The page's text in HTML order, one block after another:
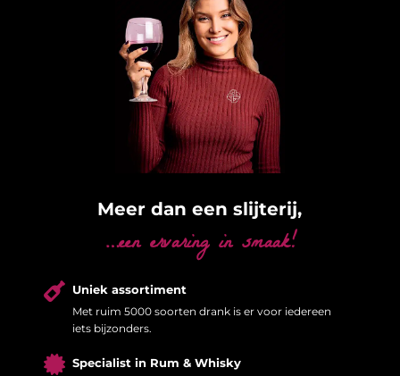
Meer dan een slijterij,
…een ervaring in smaak!
 Uniek assortiment
Met ruim 5000 soorten drank is er voor iedereen
iets bijzonders.
 Specialist in Rum & Whisky